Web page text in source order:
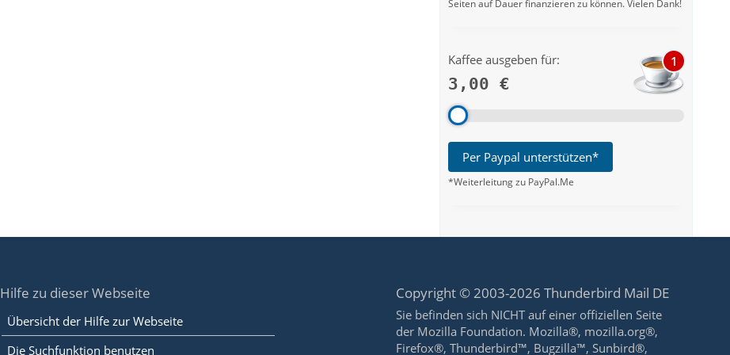
Seiten auf Dauer finanzieren zu können. Vielen Dank!
Kaffee ausgeben für:
3,00 €
1
Per Paypal unterstützen*
*Weiterleitung zu PayPal.Me
Hilfe zu dieser Webseite
Übersicht der Hilfe zur Webseite
Die Suchfunktion benutzen
Copyright © 2003-2026 Thunderbird Mail DE
Sie befinden sich NICHT auf einer offiziellen Seite
der Mozilla Foundation. Mozilla®, mozilla.org®,
Firefox®, Thunderbird™, Bugzilla™, Sunbird®,